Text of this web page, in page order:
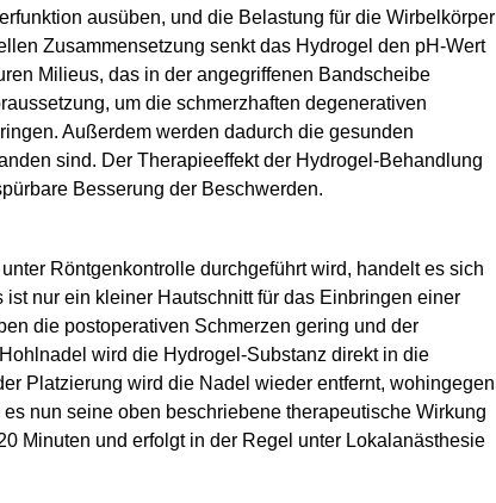
ausüben, und die Belastung für die Wirbelkörper
Zusammensetzung senkt das ­Hydrogel den pH-Wert
Milieus, das in der angegriffenen Bandscheibe
um die schmerzhaften degenerativen
Außerdem werden dadurch die gesunden
sind. Der Therapieeffekt der Hydrogel-Behandlung
Besserung der Beschwerden.
Röntgenkontrolle durchgeführt wird, handelt es sich
nur ein kleiner Hautschnitt für das Einbringen einer
die postoperativen Schmerzen gering und der
wird die Hydrogel-Substanz direkt in die
Platzierung wird die Nadel wieder entfernt, wohingegen
nun seine oben beschriebene therapeutische Wirkung
Minuten und erfolgt in der Regel unter Lokalanästhesie